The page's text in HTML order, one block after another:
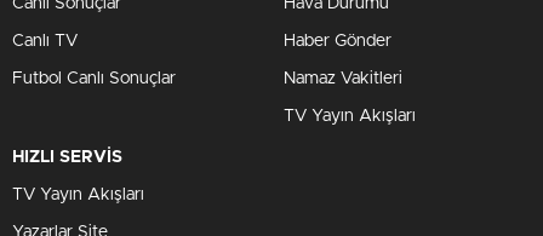
Canlı Sonuçlar
Canlı TV
Futbol Canlı Sonuçlar
Hava Durumu
Haber Gönder
Namaz Vakitleri
TV Yayın Akışları
HIZLI SERVİS
TV Yayın Akışları
Yazarlar Site